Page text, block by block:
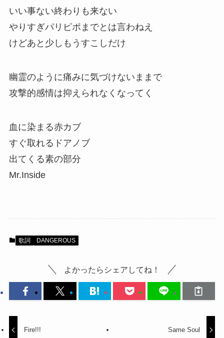
いい事ない終わりも来ない
やりすぎパリピポまでとは言わねえ
けどあと少しもうすこしだけ
幽霊のように痛みに気づけないままで
攻撃的感情は抑えられなくなってく
血に染まる赤カブ
すぐ取れるドアノブ
出てくる素の部分
Mr.Inside
歌詞 DANGEROUS
よかったらシェアしてね！
Fire!!! Same Soul